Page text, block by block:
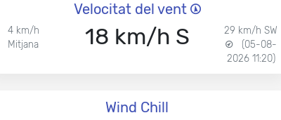
Velocitat del vent
4 km/h
Mitjana
18 km/h S
29 km/h SW
(05-08-
2026 11:20)
Wind Chill